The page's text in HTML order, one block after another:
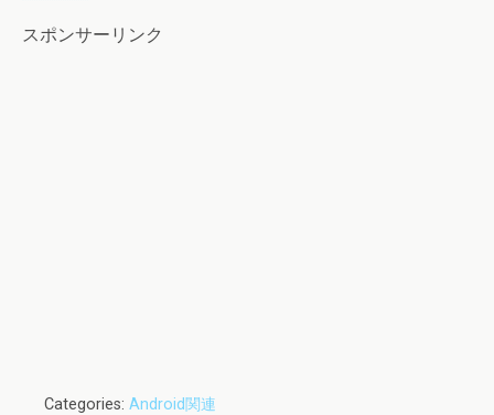
スポンサーリンク
Categories: Android関連